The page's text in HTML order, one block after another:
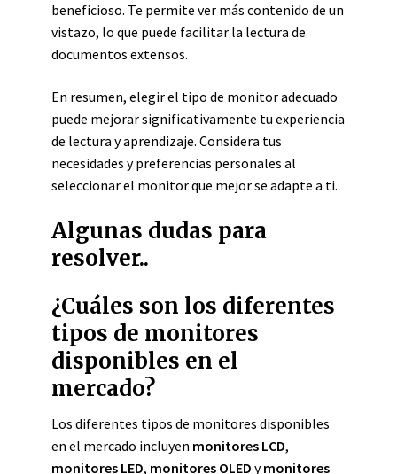
beneficioso. Te permite ver más contenido de un
vistazo, lo que puede facilitar la lectura de
documentos extensos.
En resumen, elegir el tipo de monitor adecuado
puede mejorar significativamente tu experiencia
de lectura y aprendizaje. Considera tus
necesidades y preferencias personales al
seleccionar el monitor que mejor se adapte a ti.
Algunas dudas para
resolver..
¿Cuáles son los diferentes
tipos de monitores
disponibles en el
mercado?
Los diferentes tipos de monitores disponibles
en el mercado incluyen monitores LCD,
monitores LED, monitores OLED ymonitores